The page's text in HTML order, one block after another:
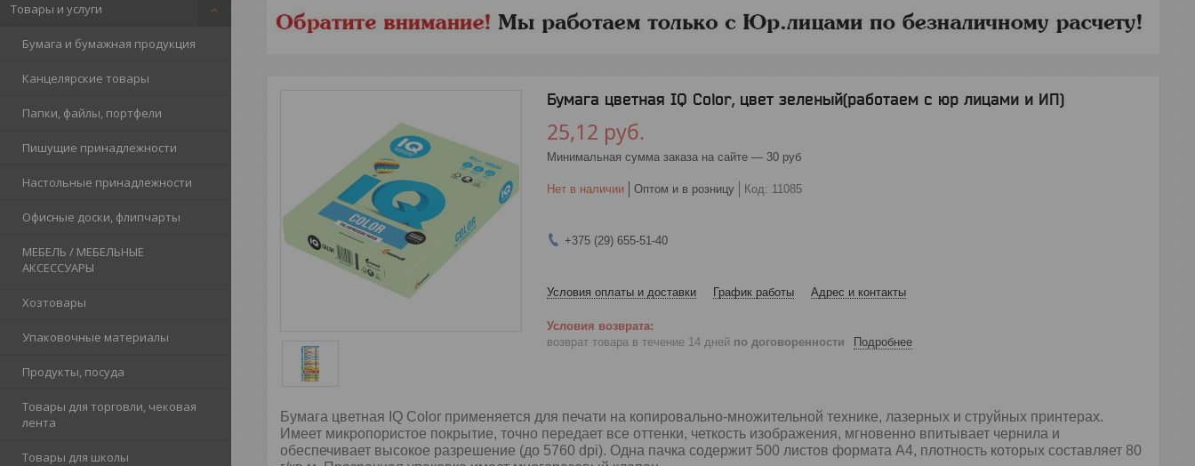
Товары и услуги
Бумага и бумажная продукция
Канцелярские товары
Папки, файлы, портфели
Пишущие принадлежности
Настольные принадлежности
Офисные доски, флипчарты
МЕБЕЛЬ / МЕБЕЛЬНЫЕ
АКСЕССУАРЫ
Хозтовары
Упаковочные материалы
Продукты, посуда
Товары для торговли, чековая
лента
Товары для школы
Бумага цветная IQ Color, цвет зеленый(работаем с юр лицами и ИП)
25,12 руб.
Минимальная сумма заказа на сайте — 30 руб
Нет в наличии Оптом и в розницу Код: 11085
+375 (29) 655-51-40
Условия оплаты и доставки График работы Адрес и контакты
возврат товара в течение 14 дней по договоренности Подробнее
Бумага цветная IQ Color применяется для печати на копировально-множительной технике, лазерных и струйных принтерах.
Имеет микропористое покрытие, точно передает все оттенки, четкость изображения, мгновенно впитывает чернила и
обеспечивает высокое разрешение (до 5760 dpi). Одна пачка содержит 500 листов формата А4, плотность которых составляет 80